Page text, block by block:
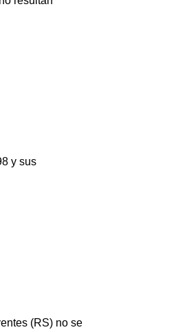
y sus
(RS) no se